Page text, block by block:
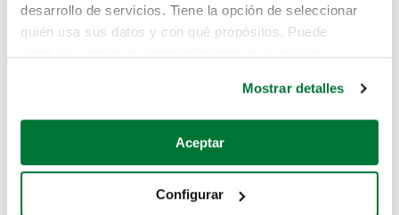
desarrollo de servicios. Tiene la opción de seleccionar
quién usa sus datos y con qué propósitos. Puede
Si lo permite, también quisiéramos:
Recopilar información sobre su ubicación geográfica
Identificar su dispositivo analizándolo activamente
Mostrar detalles
Aceptar
Configurar
Pero puedes encontrar el coche que estás
buscando en alguno de estos enlaces:
Coches de segunda mano
Coches de km0